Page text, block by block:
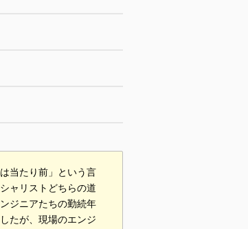
当たり前」という言
ャリストどちらの道
ジニアたちの勤続年
たが、現場のエンジ